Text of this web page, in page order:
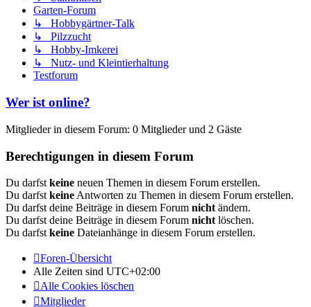
Garten-Forum
↳ Hobbygärtner-Talk
↳ Pilzzucht
↳ Hobby-Imkerei
↳ Nutz- und Kleintierhaltung
Testforum
Wer ist online?
Mitglieder in diesem Forum: 0 Mitglieder und 2 Gäste
Berechtigungen in diesem Forum
Du darfst keine neuen Themen in diesem Forum erstellen.
Du darfst keine Antworten zu Themen in diesem Forum erstellen.
Du darfst deine Beiträge in diesem Forum nicht ändern.
Du darfst deine Beiträge in diesem Forum nicht löschen.
Du darfst keine Dateianhänge in diesem Forum erstellen.
Foren-Übersicht
Alle Zeiten sind UTC+02:00
Alle Cookies löschen
Mitglieder